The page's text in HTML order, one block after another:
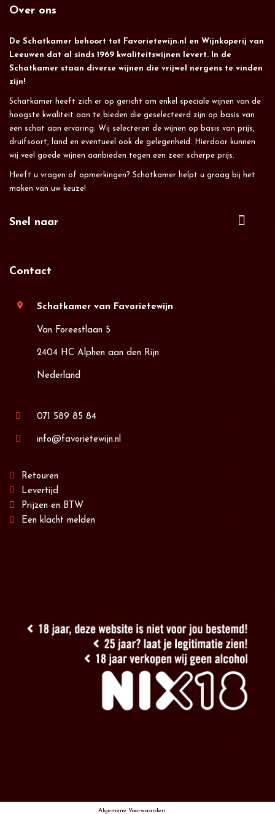
Over ons
De Schatkamer behoort tot Favorietewijn.nl en Wijnkoperij van
Leeuwen dat al sinds 1969 kwaliteitswijnen levert. In de
Schatkamer staan diverse wijnen die vrijwel nergens te vinden
zijn!
Schatkamer heeft zich er op gericht om enkel speciale wijnen van de
hoogste kwaliteit aan te bieden die geselecteerd zijn op basis van
een schat aan ervaring. Wij selecteren de wijnen op basis van prijs,
druifsoort, land en eventueel ook de gelegenheid. Hierdoor kunnen
wij veel goede wijnen aanbieden tegen een zeer scherpe prijs.
Heeft u vragen of opmerkingen? Schatkamer helpt u graag bij het
maken van uw keuze!
Snel naar
Contact
location_on Schatkamer van Favorietewijn
Van Foreestlaan 5
2404 HC Alphen aan den Rijn
Nederland
071 589 85 84
info@favorietewijn.nl
Retouren
Levertijd
Prijzen en BTW
Een klacht melden
Algemene Voorwaarden